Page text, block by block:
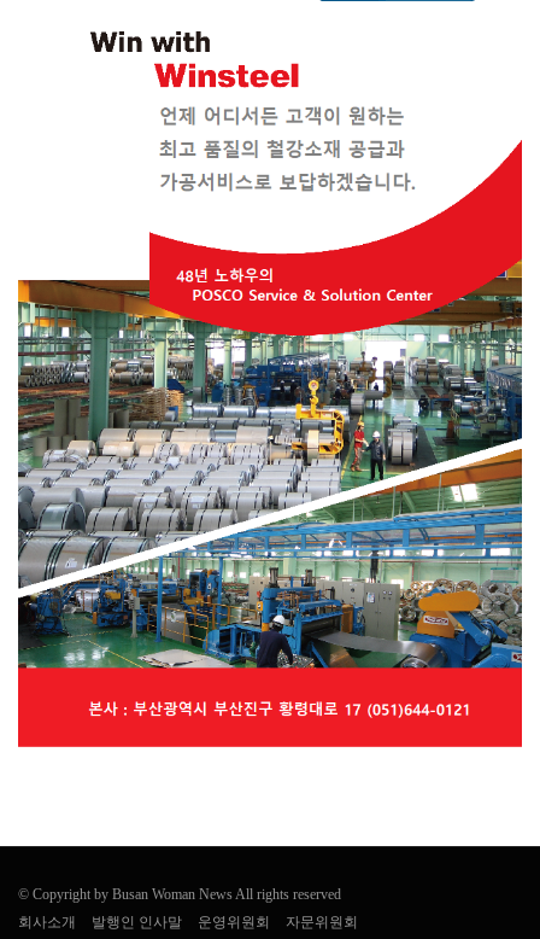
© Copyright by Busan Woman News All rights reserved
회사소개
발행인 인사말 운영위원회 자문위원회